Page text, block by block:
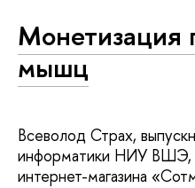
Монетизация
мышц
Всеволод Страх,
информатики НИУ ВШЭ,
интернет-магазина